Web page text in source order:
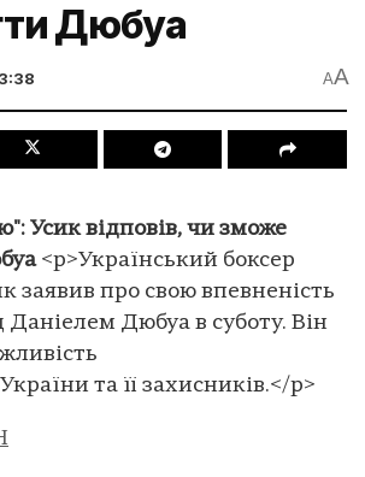
Дюбуа
AA
Усик відповів, чи зможе
<p>Український боксер
заявив про свою впевненість
Даніелем Дюбуа в суботу. Він
та її захисників.</p>